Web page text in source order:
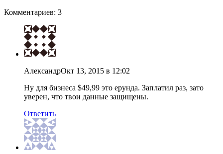
Комментариев: 3
АлександрОкт 13, 2015 в 12:02
Ну для бизнеса $49,99 это ерунда. Заплатил раз, зато
уверен, что твои данные защищены.
Ответить